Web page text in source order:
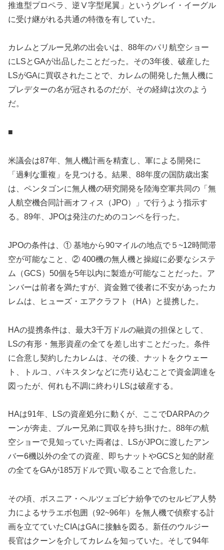
推進型プロペラ、逆Ⅴ字型尾翼」というグレイ・イーグル
に受け継がれる共通の特徴を有していた。
カレムとブルー兄弟の出会いは、88年のパリ航空ショー
にLSとGAが出品したことだった。その3年後、破産した
LSがGAに買収されたことで、カレムの開発した無人機に
プレデターの名が冠されるのだが、その経緯は次のよう
だ。
■
米議会は87年、無人機計画を精査し、軍による開発に
「過剰な重複」を見つける。結果、88年度の国防歳出案
は、ペンタゴンに無人機の研究開発を陸海空軍共同の「無
人航空機合同計画オフィス（JPO）」で行うよう指示す
る。89年、JPOは発注のためのコンペを行った。
JPOの条件は、① 基地から90マイルの地点で５~12時間滞
空が可能なこと、② 400機の無人機と操縦に必要なシステ
ム（GCS）50個を5年以内に製造が可能なことだった。ア
ンバーは前者を満たすが、資金難で後者に不安があったカ
レムは、ヒューズ・エアクラフト（HA）と提携した。
HAの提携条件は、最大3千万ドルの融資の担保として、
LSの有形・無形資産の全てを差し出すことだった。条件
に合意し契約したカレムは、その後、ナットをクウェー
ト、トルコ、パキスタンなどに売り込むことで資金調達を
図ったが、何れも不調に終わりLSは破産する。
HAは91年、LSの資産処分に動くが、ここでDARPAのク
ーンが奔走、ブルー兄弟に買収を持ち掛けた。88年の航
空ショーで見知っていた両者は、LSがJPOに渡したアン
バー6機以外の全ての資産、即ちナットやGCSと知的財産
の全てをGAが185万ドルで買い取ることで合意した。
その頃、ボスニア・ヘルツェゴビナ紛争でのセルビア人勢
力によるサラエボ包囲（92~96年）を無人機で偵察する計
画を立てていたCIAはGAに接触を図る。新任のウルジー
長官はクーンを介してカレムを知っていた。そして94年